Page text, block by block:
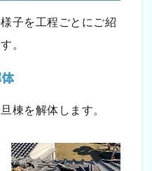
子を工程ごとにご紹
。
棟を解体します。